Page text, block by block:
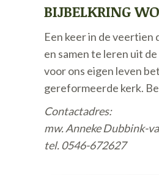
BIJBELKRING
Een keer in de veertien
en samen te leren uit
voor ons eigen leven
gereformeerde kerk.
Contactadres:
mw. Anneke Dubbink-
tel. 0546-672627